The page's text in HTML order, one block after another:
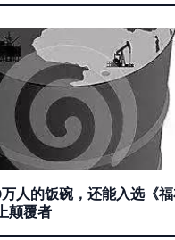
人的饭碗，还能入选《福
颠覆者